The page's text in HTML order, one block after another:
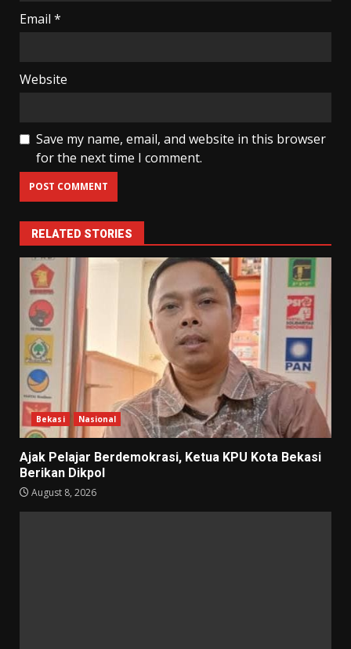
Email *
Website
Save my name, email, and website in this browser
for the next time I comment.
RELATED STORIES
Bekasi Nasional
Ajak Pelajar Berdemokrasi, Ketua KPU Kota Bekasi
Berikan Dikpol
August 8, 2026